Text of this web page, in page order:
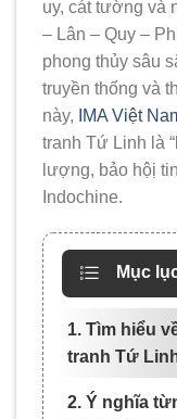
uy, cát tường và
– Lân – Quy –
phong thủy sâu
truyền thống và
này,
IMA Việt
tranh Tứ Linh là
lượng, bảo hộị
Indochine.
Mục
1. Tìm hiểu
tranh Tứ
2. Ý nghĩa